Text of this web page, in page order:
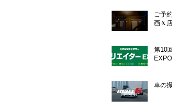
ご予
画＆
第10
EXPO
車の